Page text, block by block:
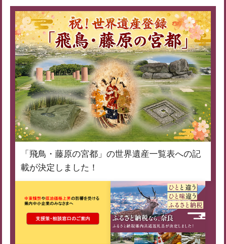
「飛鳥・藤原の宮都」の世界遺産一覧表への記
載が決定しました！